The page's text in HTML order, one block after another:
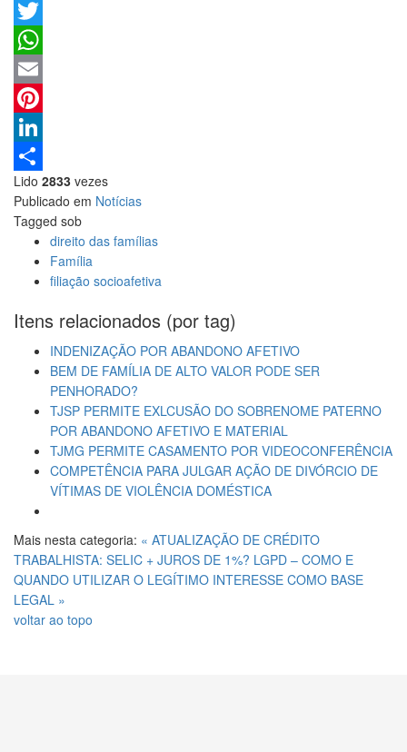
Facebook
Twitter
WhatsApp
Email
Pinterest
LinkedIn
Share
Lido 2833 vezes
Publicado em Notícias
Tagged sob
direito das famílias
Família
filiação socioafetiva
Itens relacionados (por tag)
INDENIZAÇÃO POR ABANDONO AFETIVO
BEM DE FAMÍLIA DE ALTO VALOR PODE SER
PENHORADO?
TJSP PERMITE EXLCUSÃO DO SOBRENOME PATERNO
POR ABANDONO AFETIVO E MATERIAL
TJMG PERMITE CASAMENTO POR VIDEOCONFERÊNCIA
COMPETÊNCIA PARA JULGAR AÇÃO DE DIVÓRCIO DE
VÍTIMAS DE VIOLÊNCIA DOMÉSTICA
Mais nesta categoria: « ATUALIZAÇÃO DE CRÉDITO
TRABALHISTA: SELIC + JUROS DE 1%? LGPD – COMO E
QUANDO UTILIZAR O LEGÍTIMO INTERESSE COMO BASE
LEGAL »
voltar ao topo